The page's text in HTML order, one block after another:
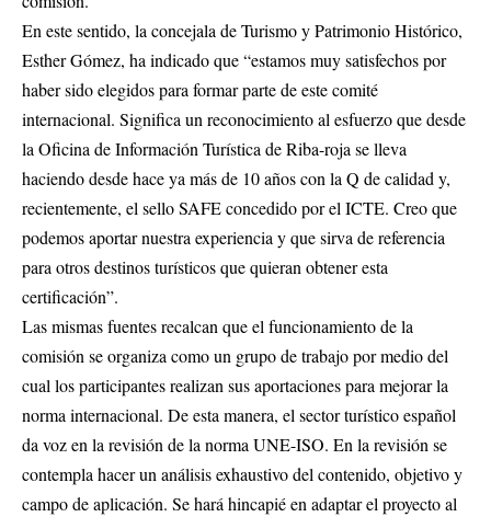
En este sentido, la concejala de Turismo y Patrimonio Histórico,
Esther Gómez, ha indicado que “estamos muy satisfechos por
haber sido elegidos para formar parte de este comité
internacional. Significa un reconocimiento al esfuerzo que desde
la Oficina de Información Turística de Riba-roja se lleva
haciendo desde hace ya más de 10 años con la Q de calidad y,
recientemente, el sello SAFE concedido por el ICTE. Creo que
podemos aportar nuestra experiencia y que sirva de referencia
para otros destinos turísticos que quieran obtener esta
certificación”.
Las mismas fuentes recalcan que el funcionamiento de la
comisión se organiza como un grupo de trabajo por medio del
cual los participantes realizan sus aportaciones para mejorar la
norma internacional. De esta manera, el sector turístico español
da voz en la revisión de la norma UNE-ISO. En la revisión se
contempla hacer un análisis exhaustivo del contenido, objetivo y
campo de aplicación. Se hará hincapié en adaptar el proyecto al